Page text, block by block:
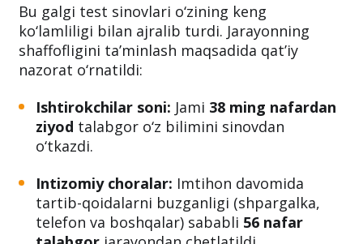
Bu galgi test sinovlari o‘zining keng
ko‘lamliligi bilan ajralib turdi. Jarayonning
shaffofligini ta’minlash maqsadida qat’iy
nazorat o‘rnatildi:
Ishtirokchilar soni: Jami 38 ming nafardan
ziyod talabgor o‘z bilimini sinovdan
o‘tkazdi.
Intizomiy choralar: Imtihon davomida
tartib-qoidalarni buzganligi (shpargalka,
telefon va boshqalar) sababli 56 nafar